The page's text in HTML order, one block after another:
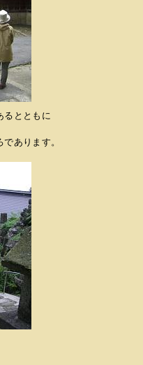
るとともに
あります。